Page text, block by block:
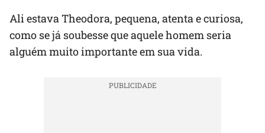
Ali estava Theodora, pequena, atenta e curiosa,
como se já soubesse que aquele homem seria
alguém muito importante em sua vida.